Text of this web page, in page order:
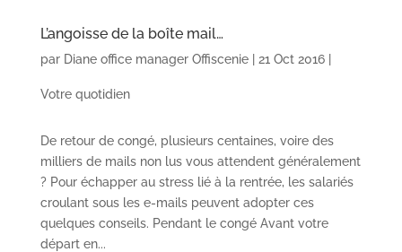
L’angoisse de la boîte mail…
par Diane office manager Offiscenie| 21 Oct 2016|
Votre quotidien
De retour de congé, plusieurs centaines, voire des
milliers de mails non lus vous attendent généralement
? Pour échapper au stress lié à la rentrée, les salariés
croulant sous les e-mails peuvent adopter ces
quelques conseils. Pendant le congé Avant votre
départ en...